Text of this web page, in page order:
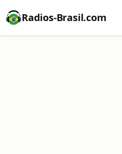
Radios-Brasil.com